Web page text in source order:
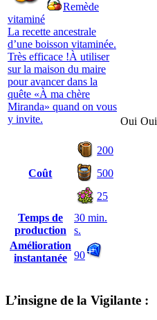
Remède
vitaminé
La recette ancestrale
d’une boisson vitaminée.
Très efficace !À utiliser
sur la maison du maire
pour avancer dans la
quête «À ma chère
Miranda» quand on vous
y invite.
Coût
200
500
25
Temps de
production
30 min.
s.
Amélioration
instantanée 90
Oui Oui
L’insigne de la Vigilante :